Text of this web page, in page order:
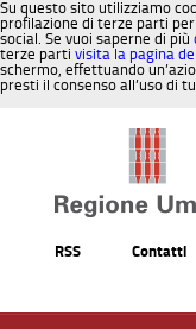
Su questo sito utilizziamo
profilazione di terze parti
social. Se vuoi saperne di più
terze parti visita la pagina
schermo, effettuando
presti il consenso all’uso di
RSS Contatti